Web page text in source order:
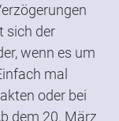
sich der
wenn es um
mal
oder bei
dem 20. März